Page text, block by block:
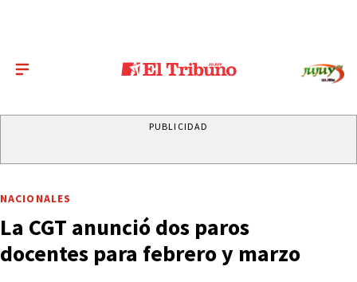
PUBLICIDAD
NACIONALES
La CGT anunció dos paros
docentes para febrero y marzo